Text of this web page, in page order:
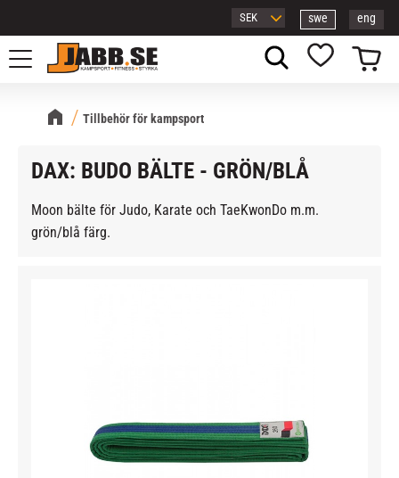
Meny
swe eng
Favoriter
Kundvagn
Tillbehör för kampsport
DAX: BUDO BÄLTE - GRÖN/BLÅ
Moon bälte för Judo, Karate och TaeKwonDo m.m.
grön/blå färg.